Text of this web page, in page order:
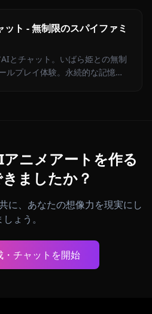
ト - 無制限のスパイファミ
とチャット。いばら姫との無制
ルプレイ体験。永続的な記憶、
ニメアートを作る
ましたか？
に、あなたの想像力を現実にし
しょう。
・チャットを開始